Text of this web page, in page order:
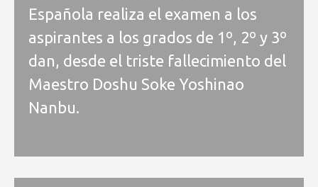
Española realiza el examen a los
aspirantes a los grados de 1º, 2º y 3º
dan, desde el triste fallecimiento del
Maestro Doshu Soke Yoshinao
Nanbu.